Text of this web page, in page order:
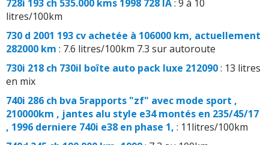
728i 193 ch 535.000 kms 1998 728 IA: 9 à 10
litres/100km
730 d 2001 193 cv achetée à 106000 km, actuellement
282000 km : 7.6 litres/100km 7.3 sur autoroute
730i 218 ch 730il boîte auto pack luxe 212090: 13 litres
en mix
740i 286 ch bva 5rapports "zf" avec mode sport ,
210000km , jantes alu style e34 montés en 235/45/17
, 1996 derniere 740i e38 en phase 1, : 11litres/100km